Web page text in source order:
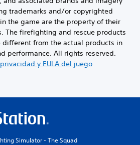
trademarks and/or copyrighted
the game are the property of their
The firefighting and rescue products
different from the actual products in
performance. All rights reserved.
y EULA del juego
Simulator - The Squad